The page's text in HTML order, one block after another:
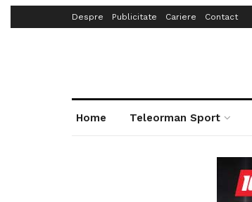
Despre Publicitate Cariere Contact
Home Teleorman Sport